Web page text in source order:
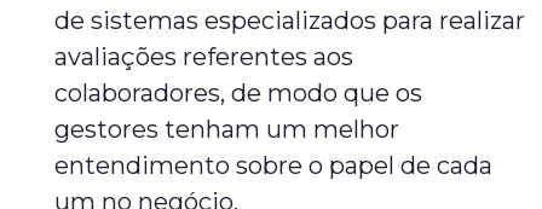
de sistemas especializados para realizar
avaliações referentes aos
colaboradores, de modo que os
gestores tenham um melhor
entendimento sobre o papel de cada
um no negócio.